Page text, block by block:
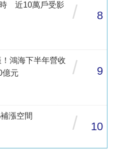
近10萬戶受影
/ 8
鴻海下半年營收
億元
/ 9
漲空間
/ 10